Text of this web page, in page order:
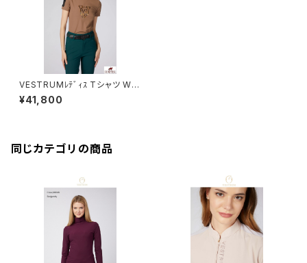
VESTRUMﾚﾃﾞｨｽ Tシャツ W6
33960002
¥41,800
同じカテゴリの商品